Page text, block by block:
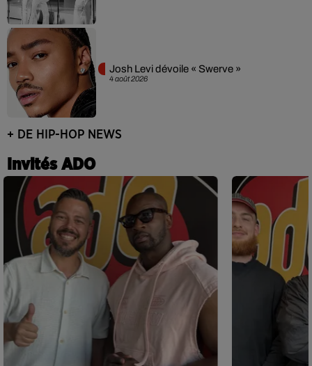
4 août 2026
Josh Levi dévoile « Swerve »
+ DE HIP-HOP NEWS
Invités ADO